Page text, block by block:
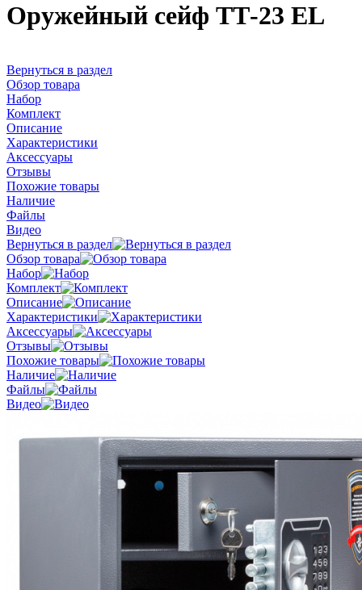
Оружейный сейф ТТ-23 EL
Вернуться в раздел
Обзор товара
Набор
Комплект
Описание
Характеристики
Аксессуары
Отзывы
Похожие товары
Наличие
Файлы
Видео
Вернуться в раздел
Обзор товара
Набор
Комплект
Описание
Характеристики
Аксессуары
Отзывы
Похожие товары
Наличие
Файлы
Видео